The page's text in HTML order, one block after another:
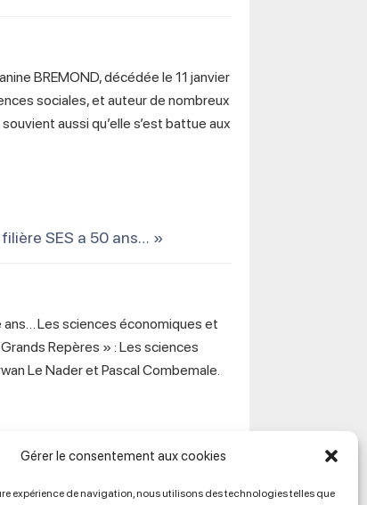
Gérer le consentement aux cookies
expérience de navigation, nous utilisons des technologies telles que
BREMOND, décédée le 11 janvier
sociales, et auteur de nombreux
aussi qu’elle s’est battue aux
SES a 50 ans… »
Les sciences économiques et
Repères » : Les sciences
Le Nader et Pascal Combemale.